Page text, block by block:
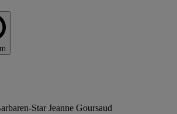
Star Jeanne Goursaud